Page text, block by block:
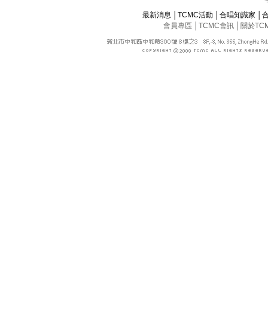
最新消息 │TCMC活動 │合唱知識家 │
會員專區
TCMC會訊 關於